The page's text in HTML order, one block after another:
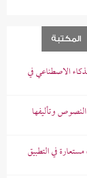
المكتبة
الاصطناعي في
وتأليفها
في التطبيق